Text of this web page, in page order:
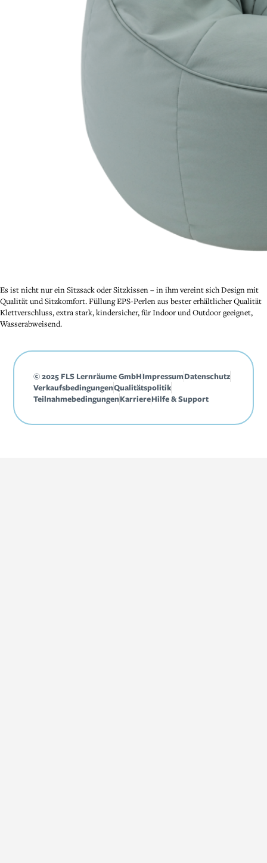
Es ist nicht nur ein Sitzsack oder Sitzkissen – in ihm vereint sich Design mit
Qualität und Sitzkomfort. Füllung EPS-Perlen aus bester erhältlicher Qualität
Klettverschluss, extra stark, kindersicher, für Indoor und Outdoor geeignet,
Wasserabweisend.
© 2025 FLS Lernräume GmbHImpressumDatenschutz
VerkaufsbedingungenQualitätspolitik
TeilnahmebedingungenKarriereHilfe & Support